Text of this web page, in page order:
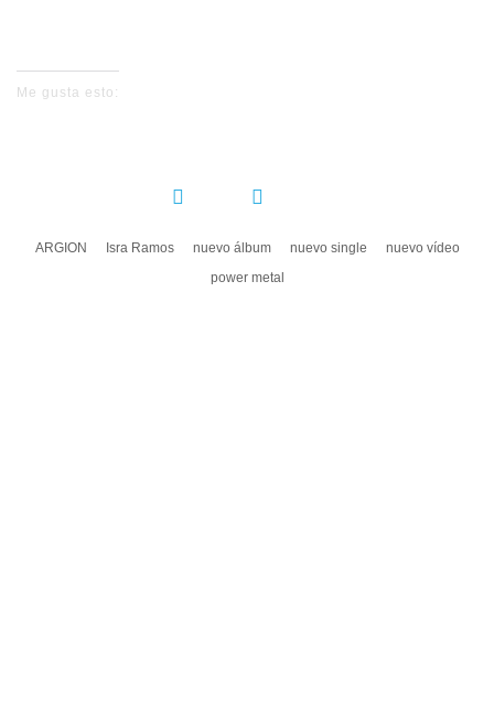
Me gusta esto:
ARGION Isra Ramos nuevo álbum nuevo single
nuevo vídeo
power metal